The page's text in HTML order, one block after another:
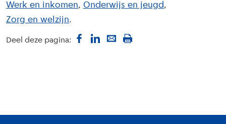
Werk en inkomen Onderwijs en jeugd
Zorg en welzijn
Deel deze pagina: